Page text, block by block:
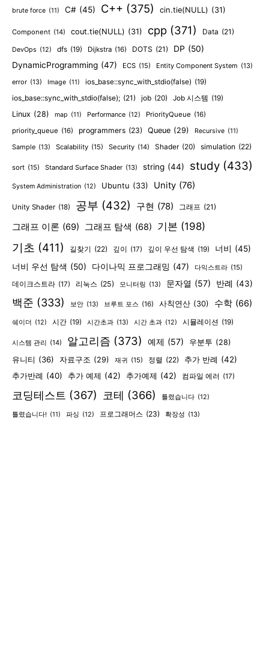
brute force (11) C# (45) C++ (375) cin.tie(NULL) (31)
Component (14) cout.tie(NULL) (31) cpp (371) Data (21)
DevOps (12) dfs (19) Dijkstra (16) DOTS (21) DP (50)
DynamicProgramming (47) ECS (15) Entity Component System (13)
error (13) Image (11) ios_base::sync_with_stdio(false) (19)
ios_base::sync_with_stdio(false); (21) job (20) Job 시스템 (19)
Linux (28) map (11) Performance (12) PriorityQueue (16)
priority_queue (16) programmers (23) Queue (29) Recursive (11)
Sample (13) Scalability (15) Security (14) Shader (20) simulation (22)
sort (15) Standard Surface Shader (13) string (44) study (433)
System Administration (12) Ubuntu (33) Unity (76)
Unity Shader (18) 공부 (432) 구현 (78) 그래프 (21)
그래프 이론 (69) 그래프 탐색 (68) 기본 (198)
기초 (411) 길찾기 (22) 깊이 (17) 깊이 우선 탐색 (19) 너비 (45)
너비 우선 탐색 (50) 다이나믹 프로그래밍 (47) 다익스트라 (15)
데이크스트라 (17) 리눅스 (25) 모니터링 (13) 문자열 (57) 반례 (43)
백준 (333) 보안 (13) 브루트 포스 (16) 사칙연산 (30) 수학 (66)
쉐이더 (12) 시간 (19) 시간초과 (13) 시간 초과 (12) 시뮬레이션 (19)
시스템 관리 (14) 알고리즘 (373) 예제 (57) 우분투 (28)
유니티 (36) 자료구조 (29) 재귀 (15) 정렬 (22) 추가 반례 (42)
추가반례 (40) 추가 예제 (42) 추가예제 (42) 컴파일 에러 (17)
코딩테스트 (367) 코테 (366) 틀렸습니다 (12)
틀렸습니다! (11) 파싱 (12) 프로그래머스 (23) 확장성 (13)